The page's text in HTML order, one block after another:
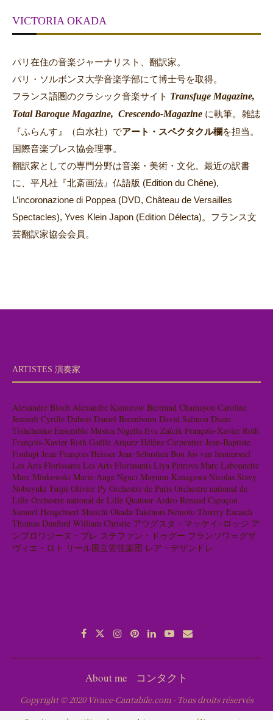
VICTORIA OKADA
パリ在住の音楽ジャーナリスト、翻訳家。
パリ・ソルボンヌ大学音楽学部にて博士号を取得。
フランス語圏のクラシック音楽サイト Transfuge Magazine,
Total Baroque Magazine, Crescendo-Magazine に執筆。 雑誌
『ふらんす』（白水社）でアート・スペクタクル欄を担当。
国際音楽プレス協会理事。
翻訳家としての専門分野は音楽・美術・文化。最近の訳書
に、平凡社『北斎画法』仏語版 (Edition du Chêne),
L’incoronazione di Poppea (DVD, Château de Versailles
Spectacles), Yves Klein Japon (Edition Délecta)。フランス文
芸翻訳家協会会員。
ARTISTES 演奏家
Alexandre Bloch Alexandre Kantorow Bertrand Chamayou Caroline
Jestaedt Cyrille Dubois Daniel Barenboim David Salmon Diana
Tishchenko Ensemble Musica Nigella Eva Zaïcik François-Xavier Roth
François-Xavier Roth Gaëlle Arquez Hélène Carpentier Jean-Baptiste
Fonlupt Jean-François Heisser Jean-Sébastien Bou Jos van Immerseel
Les Arts Florissants Les Arts Florissants Liya Petrova Marc Labonnette
Marc Minkowski Marie-Ange Nguci Mayumi Kanagawa Nicolas Stavy
Nobuyuki Tsujii Olivier Py Orchestre de Paris Orchestre national de
Lille Orchestre national de Lille Quatuor Ardeo Renaud Capuçon
Samuel Hengebaert Shuichi Okada Takénori Némoto Thierry Escaich
Thomas Dunford William Christie アウグスタ・マッケイ=ロッジ ア
ンブロワジーヌ・ブレ ステファン・ドゥグー フランソワ＝グザ
ヴィエ・ロト リール国立管弦楽団 レア・デザンドレ
About me コンタクト
Copyright © 2020 Vivace-Cantabile.com - Tous droits réservés